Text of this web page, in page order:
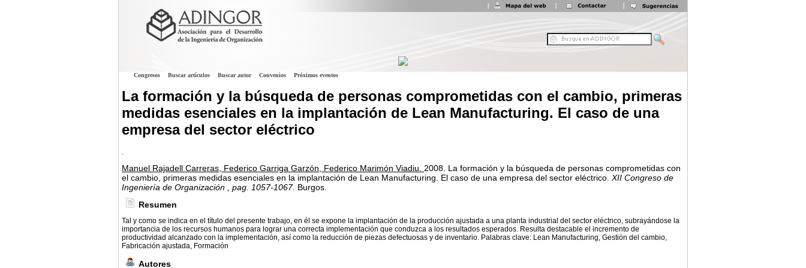
Congresos Buscar artículos Buscar autor Convenios Próximos eventos
La formación y la búsqueda de personas comprometidas con el cambio, primeras
medidas esenciales en la implantación de Lean Manufacturing. El caso de una
empresa del sector eléctrico
.
Manuel Rajadell Carreras, Federico Garriga Garzón, Federico Marimón Viadiu. 2008. La formación y la búsqueda de personas comprometidas con
el cambio, primeras medidas esenciales en la implantación de Lean Manufacturing. El caso de una empresa del sector eléctrico. XII Congreso de
Ingeniería de Organización
, pag. 1057-1067. Burgos.
Resumen
Tal y como se indica en el título del presente trabajo, en él se expone la implantación de la producción ajustada a una planta industrial del sector eléctrico, subrayándose la
importancia de los recursos humanos para lograr una correcta implementación que conduzca a los resultados esperados. Resulta destacable el incremento de
productividad alcanzado con la implementación, así como la reducción de piezas defectuosas y de inventario. Palabras clave: Lean Manufacturing, Gestión del cambio,
Fabricación ajustada, Formación
Autores